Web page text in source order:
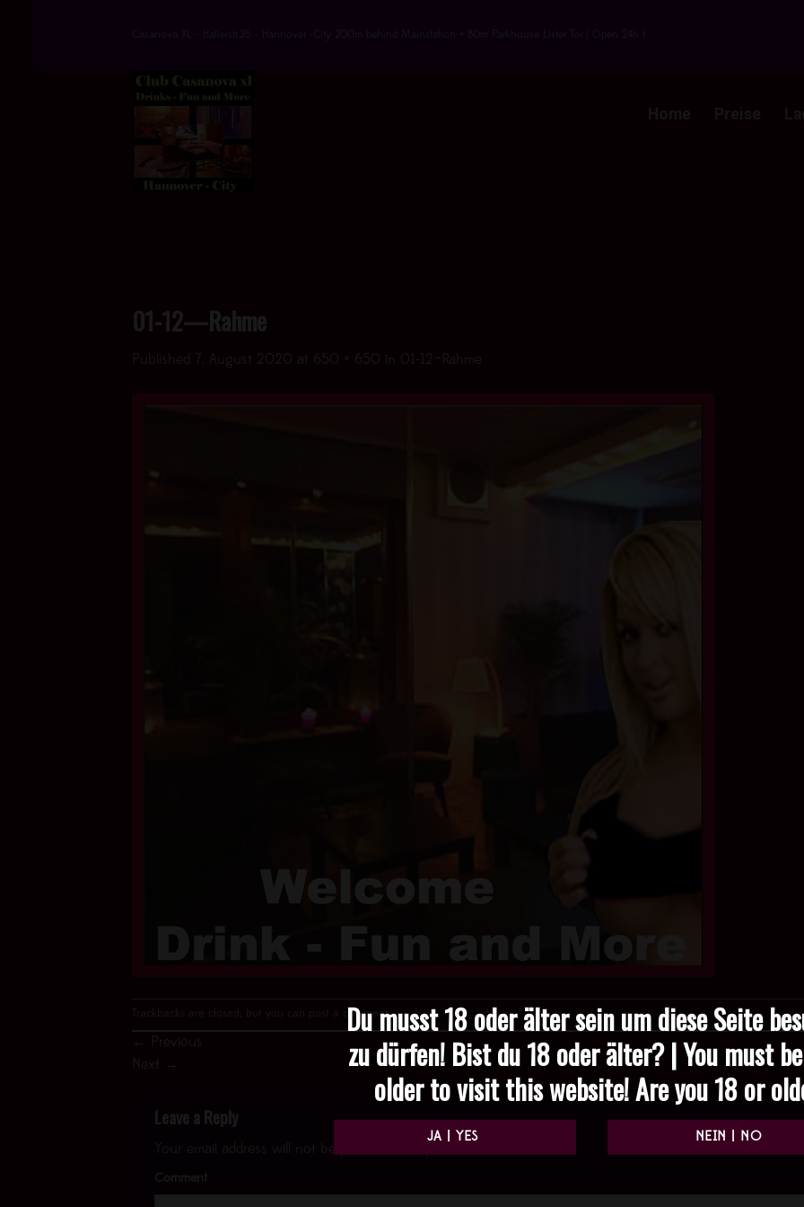
Du musst 18 oder älter sein um diese Seite
zu dürfen! Bist du 18 oder älter? | You must
older to visit this website! Are you 18 or
Casanova XL - Hallerstr.35 - Hannover -City 200m behind Mainstation + 80m Parkhouse Lister Tor ( Open 24h )
01-12—Rahme
Published 7. August 2020 at 650 × 650 01-12—Rahme
Trackbacks are closed, but you can post a comment.
←
Previous
→
Leave a Reply
Your email address will not be published.
Comment